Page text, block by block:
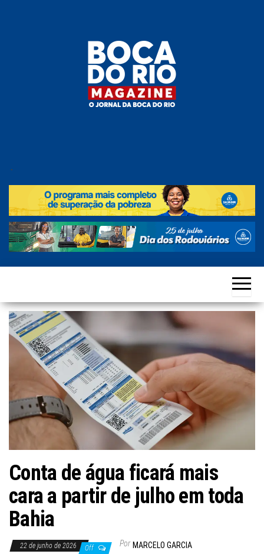
Magazine
do Rio
e
região!
.
Conta de água ficará mais
cara a partir de julho em toda
Bahia
22 de junho de 2026 Off Por MARCELO GARCIA